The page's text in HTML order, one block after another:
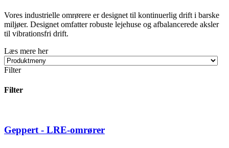
Vores industrielle omrørere er designet til kontinuerlig drift i barske
miljøer. Designet omfatter robuste lejehuse og afbalancerede aksler
til vibrationsfri drift.
Læs mere her
Filter
Filter
Geppert - LRE-omrører